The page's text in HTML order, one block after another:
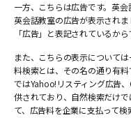
一方、こちらは広告です。英会
英会話教室の広告が表示され
「広告」と表記されているから
また、こちらの表示について
料検索とは、その名の通り有
ではYahoo!リスティング広告
供されており、自然検索だけ
て、広告料を企業に支払って検